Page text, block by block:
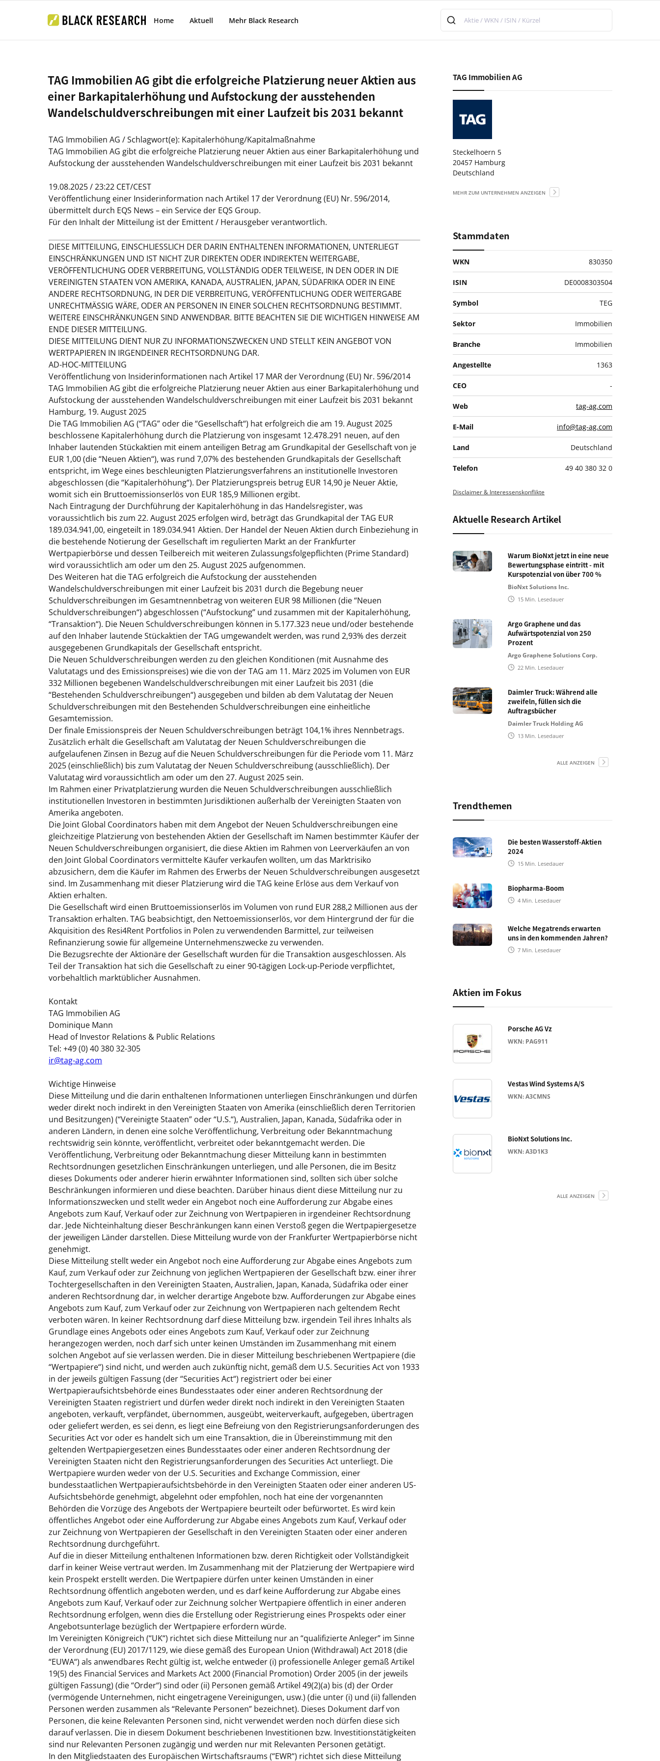
Home Aktuell Mehr Black Research
TAG Immobilien AG gibt die erfolgreiche Platzierung neuer Aktien aus
einer Barkapitalerhöhung und Aufstockung der ausstehenden
Wandelschuldverschreibungen mit einer Laufzeit bis 2031 bekannt
TAG Immobilien AG / Schlagwort(e): Kapitalerhöhung/Kapitalmaßnahme
TAG Immobilien AG gibt die erfolgreiche Platzierung neuer Aktien aus einer Barkapitalerhöhung und
Aufstockung der ausstehenden Wandelschuldverschreibungen mit einer Laufzeit bis 2031 bekannt
19.08.2025 / 23:22 CET/CEST
Veröffentlichung einer Insiderinformation nach Artikel 17 der Verordnung (EU) Nr. 596/2014,
übermittelt durch EQS News – ein Service der EQS Group.
Für den Inhalt der Mitteilung ist der Emittent / Herausgeber verantwortlich.
DIESE MITTEILUNG, EINSCHLIESSLICH DER DARIN ENTHALTENEN INFORMATIONEN, UNTERLIEGT
EINSCHRÄNKUNGEN UND IST NICHT ZUR DIREKTEN ODER INDIREKTEN WEITERGABE,
VERÖFFENTLICHUNG ODER VERBREITUNG, VOLLSTÄNDIG ODER TEILWEISE, IN DEN ODER IN DIE
VEREINIGTEN STAATEN VON AMERIKA, KANADA, AUSTRALIEN, JAPAN, SÜDAFRIKA ODER IN EINE
ANDERE RECHTSORDNUNG, IN DER DIE VERBREITUNG, VERÖFFENTLICHUNG ODER WEITERGABE
UNRECHTMÄSSIG WÄRE, ODER AN PERSONEN IN EINER SOLCHEN RECHTSORDNUNG BESTIMMT.
WEITERE EINSCHRÄNKUNGEN SIND ANWENDBAR. BITTE BEACHTEN SIE DIE WICHTIGEN HINWEISE AM
ENDE DIESER MITTEILUNG.
DIESE MITTEILUNG DIENT NUR ZU INFORMATIONSZWECKEN UND STELLT KEIN ANGEBOT VON
WERTPAPIEREN IN IRGENDEINER RECHTSORDNUNG DAR.
AD-HOC-MITTEILUNG
Veröffentlichung von Insiderinformationen nach Artikel 17 MAR der Verordnung (EU) Nr. 596/2014
TAG Immobilien AG gibt die erfolgreiche Platzierung neuer Aktien aus einer Barkapitalerhöhung und
Aufstockung der ausstehenden Wandelschuldverschreibungen mit einer Laufzeit bis 2031 bekannt
Hamburg, 19. August 2025
Die TAG Immobilien AG (“TAG” oder die “Gesellschaft“) hat erfolgreich die am 19. August 2025
beschlossene Kapitalerhöhung durch die Platzierung von insgesamt 12.478.291 neuen, auf den
Inhaber lautenden Stückaktien mit einem anteiligen Betrag am Grundkapital der Gesellschaft von je
EUR 1,00 (die “Neuen Aktien“), was rund 7,07% des bestehenden Grundkapitals der Gesellschaft
entspricht, im Wege eines beschleunigten Platzierungsverfahrens an institutionelle Investoren
abgeschlossen (die “Kapitalerhöhung“). Der Platzierungspreis betrug EUR 14,90 je Neuer Aktie,
womit sich ein Bruttoemissionserlös von EUR 185,9 Millionen ergibt.
Nach Eintragung der Durchführung der Kapitalerhöhung in das Handelsregister, was
voraussichtlich bis zum 22. August 2025 erfolgen wird, beträgt das Grundkapital der TAG EUR
189.034.941,00, eingeteilt in 189.034.941 Aktien. Der Handel der Neuen Aktien durch Einbeziehung in
die bestehende Notierung der Gesellschaft im regulierten Markt an der Frankfurter
Wertpapierbörse und dessen Teilbereich mit weiteren Zulassungsfolgepflichten (Prime Standard)
wird voraussichtlich am oder um den 25. August 2025 aufgenommen.
Des Weiteren hat die TAG erfolgreich die Aufstockung der ausstehenden
Wandelschuldverschreibungen mit einer Laufzeit bis 2031 durch die Begebung neuer
Schuldverschreibungen im Gesamtnennbetrag von weiteren EUR 98 Millionen (die “Neuen
Schuldverschreibungen“) abgeschlossen (“Aufstockung” und zusammen mit der Kapitalerhöhung,
“Transaktion“). Die Neuen Schuldverschreibungen können in 5.177.323 neue und/oder bestehende
auf den Inhaber lautende Stückaktien der TAG umgewandelt werden, was rund 2,93% des derzeit
ausgegebenen Grundkapitals der Gesellschaft entspricht.
Die Neuen Schuldverschreibungen werden zu den gleichen Konditionen (mit Ausnahme des
Valutatags und des Emissionspreises) wie die von der TAG am 11. März 2025 im Volumen von EUR
332 Millionen begebenen Wandelschuldverschreibungen mit einer Laufzeit bis 2031 (die
“Bestehenden Schuldverschreibungen“) ausgegeben und bilden ab dem Valutatag der Neuen
Schuldverschreibungen mit den Bestehenden Schuldverschreibungen eine einheitliche
Gesamtemission.
Der finale Emissionspreis der Neuen Schuldverschreibungen beträgt 104,1% ihres Nennbetrags.
Zusätzlich erhält die Gesellschaft am Valutatag der Neuen Schuldverschreibungen die
aufgelaufenen Zinsen in Bezug auf die Neuen Schuldverschreibungen für die Periode vom 11. März
2025 (einschließlich) bis zum Valutatag der Neuen Schuldverschreibung (ausschließlich). Der
Valutatag wird voraussichtlich am oder um den 27. August 2025 sein.
Im Rahmen einer Privatplatzierung wurden die Neuen Schuldverschreibungen ausschließlich
institutionellen Investoren in bestimmten Jurisdiktionen außerhalb der Vereinigten Staaten von
Amerika angeboten.
Die Joint Global Coordinators haben mit dem Angebot der Neuen Schuldverschreibungen eine
gleichzeitige Platzierung von bestehenden Aktien der Gesellschaft im Namen bestimmter Käufer der
Neuen Schuldverschreibungen organisiert, die diese Aktien im Rahmen von Leerverkäufen an von
den Joint Global Coordinators vermittelte Käufer verkaufen wollten, um das Marktrisiko
abzusichern, dem die Käufer im Rahmen des Erwerbs der Neuen Schuldverschreibungen ausgesetzt
sind. Im Zusammenhang mit dieser Platzierung wird die TAG keine Erlöse aus dem Verkauf von
Aktien erhalten.
Die Gesellschaft wird einen Bruttoemissionserlös im Volumen von rund EUR 288,2 Millionen aus der
Transaktion erhalten. TAG beabsichtigt, den Nettoemissionserlös, vor dem Hintergrund der für die
Akquisition des Resi4Rent Portfolios in Polen zu verwendenden Barmittel, zur teilweisen
Refinanzierung sowie für allgemeine Unternehmenszwecke zu verwenden.
Die Bezugsrechte der Aktionäre der Gesellschaft wurden für die Transaktion ausgeschlossen. Als
Teil der Transaktion hat sich die Gesellschaft zu einer 90-tägigen Lock-up-Periode verpflichtet,
vorbehaltlich marktüblicher Ausnahmen.
Kontakt
TAG Immobilien AG
Dominique Mann
Head of Investor Relations & Public Relations
Tel: +49 (0) 40 380 32-305
ir@tag-ag.com
Wichtige Hinweise
Diese Mitteilung und die darin enthaltenen Informationen unterliegen Einschränkungen und dürfen
weder direkt noch indirekt in den Vereinigten Staaten von Amerika (einschließlich deren Territorien
und Besitzungen) (“Vereinigte Staaten” oder “U.S.“), Australien, Japan, Kanada, Südafrika oder in
anderen Ländern, in denen eine solche Veröffentlichung, Verbreitung oder Bekanntmachung
rechtswidrig sein könnte, veröffentlicht, verbreitet oder bekanntgemacht werden. Die
Veröffentlichung, Verbreitung oder Bekanntmachung dieser Mitteilung kann in bestimmten
Rechtsordnungen gesetzlichen Einschränkungen unterliegen, und alle Personen, die im Besitz
dieses Dokuments oder anderer hierin erwähnter Informationen sind, sollten sich über solche
Beschränkungen informieren und diese beachten. Darüber hinaus dient diese Mitteilung nur zu
Informationszwecken und stellt weder ein Angebot noch eine Aufforderung zur Abgabe eines
Angebots zum Kauf, Verkauf oder zur Zeichnung von Wertpapieren in irgendeiner Rechtsordnung
dar. Jede Nichteinhaltung dieser Beschränkungen kann einen Verstoß gegen die Wertpapiergesetze
der jeweiligen Länder darstellen. Diese Mitteilung wurde von der Frankfurter Wertpapierbörse nicht
genehmigt.
Diese Mitteilung stellt weder ein Angebot noch eine Aufforderung zur Abgabe eines Angebots zum
Kauf, zum Verkauf oder zur Zeichnung von jeglichen Wertpapieren der Gesellschaft bzw. einer ihrer
Tochtergesellschaften in den Vereinigten Staaten, Australien, Japan, Kanada, Südafrika oder einer
anderen Rechtsordnung dar, in welcher derartige Angebote bzw. Aufforderungen zur Abgabe eines
Angebots zum Kauf, zum Verkauf oder zur Zeichnung von Wertpapieren nach geltendem Recht
verboten wären. In keiner Rechtsordnung darf diese Mitteilung bzw. irgendein Teil ihres Inhalts als
Grundlage eines Angebots oder eines Angebots zum Kauf, Verkauf oder zur Zeichnung
herangezogen werden, noch darf sich unter keinen Umständen im Zusammenhang mit einem
solchen Angebot auf sie verlassen werden. Die in dieser Mitteilung beschriebenen Wertpapiere (die
“Wertpapiere“) sind nicht, und werden auch zukünftig nicht, gemäß dem U.S. Securities Act von 1933
in der jeweils gültigen Fassung (der “Securities Act“) registriert oder bei einer
Wertpapieraufsichtsbehörde eines Bundesstaates oder einer anderen Rechtsordnung der
Vereinigten Staaten registriert und dürfen weder direkt noch indirekt in den Vereinigten Staaten
angeboten, verkauft, verpfändet, übernommen, ausgeübt, weiterverkauft, aufgegeben, übertragen
oder geliefert werden, es sei denn, es liegt eine Befreiung von den Registrierungsanforderungen des
Securities Act vor oder es handelt sich um eine Transaktion, die in Übereinstimmung mit den
geltenden Wertpapiergesetzen eines Bundesstaates oder einer anderen Rechtsordnung der
Vereinigten Staaten nicht den Registrierungsanforderungen des Securities Act unterliegt. Die
Wertpapiere wurden weder von der U.S. Securities and Exchange Commission, einer
bundesstaatlichen Wertpapieraufsichtsbehörde in den Vereinigten Staaten oder einer anderen US-
Aufsichtsbehörde genehmigt, abgelehnt oder empfohlen, noch hat eine der vorgenannten
Behörden die Vorzüge des Angebots der Wertpapiere beurteilt oder befürwortet. Es wird kein
öffentliches Angebot oder eine Aufforderung zur Abgabe eines Angebots zum Kauf, Verkauf oder
zur Zeichnung von Wertpapieren der Gesellschaft in den Vereinigten Staaten oder einer anderen
Rechtsordnung durchgeführt.
Auf die in dieser Mitteilung enthaltenen Informationen bzw. deren Richtigkeit oder Vollständigkeit
darf in keiner Weise vertraut werden. Im Zusammenhang mit der Platzierung der Wertpapiere wird
kein Prospekt erstellt werden. Die Wertpapiere dürfen unter keinen Umständen in einer
Rechtsordnung öffentlich angeboten werden, und es darf keine Aufforderung zur Abgabe eines
Angebots zum Kauf, Verkauf oder zur Zeichnung solcher Wertpapiere öffentlich in einer anderen
Rechtsordnung erfolgen, wenn dies die Erstellung oder Registrierung eines Prospekts oder einer
Angebotsunterlage bezüglich der Wertpapiere erfordern würde.
Im Vereinigten Königreich (“UK“) richtet sich diese Mitteilung nur an “qualifizierte Anleger” im Sinne
der Verordnung (EU) 2017/1129, wie diese gemäß des European Union (Withdrawal) Act 2018 (die
“EUWA“) als anwendbares Recht gültig ist, welche entweder (i) professionelle Anleger gemäß Artikel
19(5) des Financial Services and Markets Act 2000 (Financial Promotion) Order 2005 (in der jeweils
gültigen Fassung) (die “Order“) sind oder (ii) Personen gemäß Artikel 49(2)(a) bis (d) der Order
(vermögende Unternehmen, nicht eingetragene Vereinigungen, usw.) (die unter (i) und (ii) fallenden
Personen werden zusammen als “Relevante Personen” bezeichnet). Dieses Dokument darf von
Personen, die keine Relevanten Personen sind, nicht verwendet werden noch dürfen diese sich
darauf verlassen. Die in diesem Dokument beschriebenen Investitionen bzw. Investitionstätigkeiten
sind nur Relevanten Personen zugängig und werden nur mit Relevanten Personen getätigt.
In den Mitgliedstaaten des Europäischen Wirtschaftsraums (“EWR“) richtet sich diese Mitteilung
TAG Immobilien AG
Steckelhoern 5
20457 Hamburg
Deutschland
MEHR ZUM UNTERNEHMEN ANZEIGEN
Stammdaten
WKN 830350
ISIN DE0008303504
Symbol TEG
Sektor Immobilien
Branche Immobilien
Angestellte 1363
CEO -
Web tag-ag.com
E-Mail info@tag-ag.com
Land Deutschland
Telefon 49 40 380 32 0
Disclaimer & Interessenskonflikte
Aktuelle Research Artikel
Warum BioNxt jetzt in eine neue
Bewertungsphase eintritt - mit
Kurspotenzial von über 700 %
BioNxt Solutions Inc.
15 Min. Lesedauer
Argo Graphene und das
Aufwärtspotenzial von 250
Prozent
Argo Graphene Solutions Corp.
22 Min. Lesedauer
Daimler Truck: Während alle
zweifeln, füllen sich die
Auftragsbücher
Daimler Truck Holding AG
13 Min. Lesedauer
ALLE ANZEIGEN
Trendthemen
Die besten Wasserstoff-Aktien
2024
15 Min. Lesedauer
Biopharma-Boom
4 Min. Lesedauer
Welche Megatrends erwarten
uns in den kommenden Jahren?
7 Min. Lesedauer
Aktien im Fokus
Porsche AG Vz
WKN: PAG911
Vestas Wind Systems A/S
WKN: A3CMNS
BioNxt Solutions Inc.
WKN: A3D1K3
ALLE ANZEIGEN